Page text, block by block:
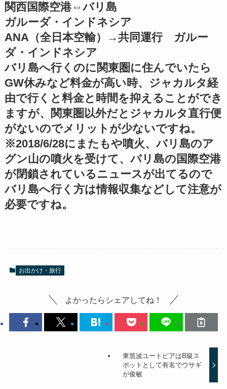
関西国際空港⇔バリ島
ガルーダ・インドネシア
ANA（全日本空輸）→共同運行 ガルー
ダ・インドネシア
バリ島へ行くのに関東圏に住んでいたら
GW休みなど料金が高い時、ジャカルタ経
由で行くと料金と時間を抑えることができ
ますが、関東圏以外だとジャカルタ直行便
がないのでメリットが少ないですね。
※2018/6/28にまたもや噴火、バリ島のア
グン山の噴火を受けて、バリ島の国際空港
が閉鎖されているニュースが出てるので
バリ島へ行く方は情報収集などして注意が
必要ですね。
お出かけ・旅行
よかったらシェアしてね！
東筑波ユートピアはB級ス
ポットとして有名でウサギ
が俊敏